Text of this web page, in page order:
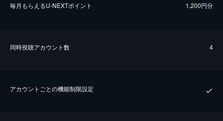
毎⽉もらえるU-NEXTポイント 1,200円分
同時視聴アカウント数 4
アカウントごとの機能制限設定